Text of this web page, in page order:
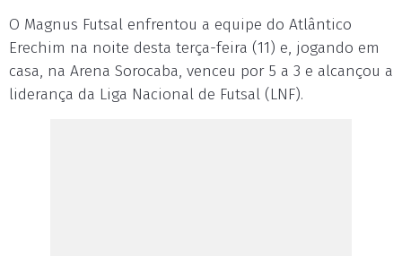
O Magnus Futsal enfrentou a equipe do Atlântico
Erechim na noite desta terça-feira (11) e, jogando em
casa, na Arena Sorocaba, venceu por 5 a 3 e alcançou a
liderança da Liga Nacional de Futsal (LNF).